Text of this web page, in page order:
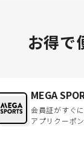
お得で
MEGA
会員証がすぐ
アプリクーポ